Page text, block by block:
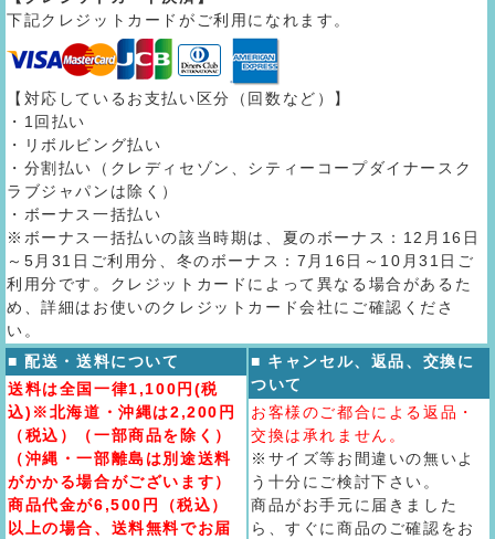
下記クレジットカードがご利用になれます。
【対応しているお支払い区分（回数など）】
・1回払い
・リボルビング払い
・分割払い（クレディセゾン、シティーコープダイナースク
ラブジャパンは除く）
・ボーナス一括払い
※ボーナス一括払いの該当時期は、夏のボーナス：12月16日
～5月31日ご利用分、冬のボーナス：7月16日～10月31日ご
利用分です。クレジットカードによって異なる場合があるた
め、詳細はお使いのクレジットカード会社にご確認くださ
い。
■ 配送・送料について
送料は全国一律1,100円(税
込)※北海道・沖縄は2,200円
（税込）（一部商品を除く）
（沖縄・一部離島は別途送料
がかかる場合がございます）
商品代金が6,500円（税込）
以上の場合、送料無料でお届
■ キャンセル、返品、交換に
ついて
お客様のご都合による返品・
交換は承れません。
※サイズ等お間違いの無いよ
う十分にご検討下さい。
商品がお手元に届きました
ら、すぐに商品のご確認をお